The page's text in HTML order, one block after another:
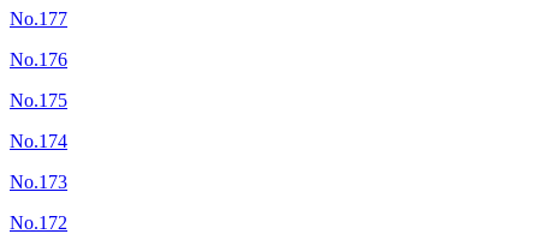
No.177
No.176
No.175
No.174
No.173
No.172